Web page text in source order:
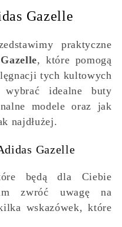
Gazelle
praktyczne
, które pomogą
tych kultowych
idealne buty
modele oraz jak
najdłużej.
Gazelle
będą dla Ciebie
zwróć uwagę na
wskazówek, które